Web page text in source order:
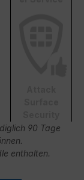
90 Tage
enthalten.